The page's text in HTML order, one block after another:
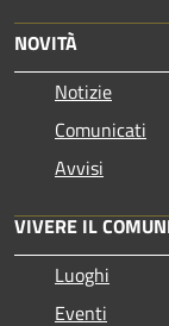
NOVITÀ
Notizie
Comunicati
Avvisi
VIVERE IL
Luoghi
Eventi